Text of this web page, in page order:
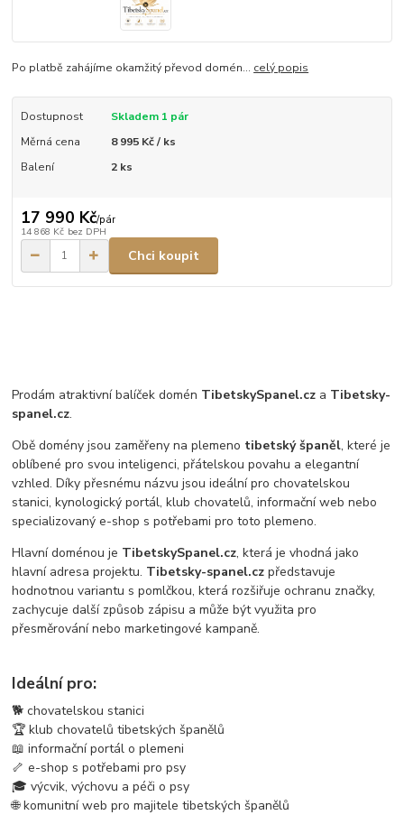
Po platbě zahájíme okamžitý převod domén... celý popis
Dostupnost
Skladem 1 pár
Měrná cena
8 995 Kč / ks
Balení
2 ks
17 990 Kč/pár
14 868 Kč bez DPH
Chci koupit
Prodám atraktivní balíček domén TibetskySpanel.cz a Tibetsky-
spanel.cz.
Obě domény jsou zaměřeny na plemeno tibetský španěl, které je
oblíbené pro svou inteligenci, přátelskou povahu a elegantní
vzhled. Díky přesnému názvu jsou ideální pro chovatelskou
stanici, kynologický portál, klub chovatelů, informační web nebo
specializovaný e-shop s potřebami pro toto plemeno.
Hlavní doménou je TibetskySpanel.cz, která je vhodná jako
hlavní adresa projektu. Tibetsky-spanel.cz představuje
hodnotnou variantu s pomlčkou, která rozšiřuje ochranu značky,
zachycuje další způsob zápisu a může být využita pro
přesměrování nebo marketingové kampaně.
Ideální pro:
🐕 chovatelskou stanici
🏆 klub chovatelů tibetských španělů
📖 informační portál o plemeni
🦴 e-shop s potřebami pro psy
🎓 výcvik, výchovu a péči o psy
🌐 komunitní web pro majitele tibetských španělů